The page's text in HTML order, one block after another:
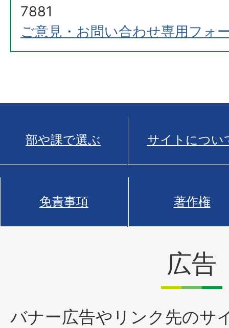
7881
ご意見・お問い合わせ専用フォ
部や課で選ぶ サイトについ
免責事項 著作権
広告
バナー広告やリンク先のサ